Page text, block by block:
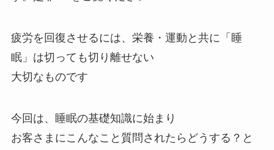
疲労を回復させるには、栄養・運動と共に「睡
眠」は切っても切り離せない
大切なものです
今回は、睡眠の基礎知識に始まり
お客さまにこんなこと質問されたらどうする？と